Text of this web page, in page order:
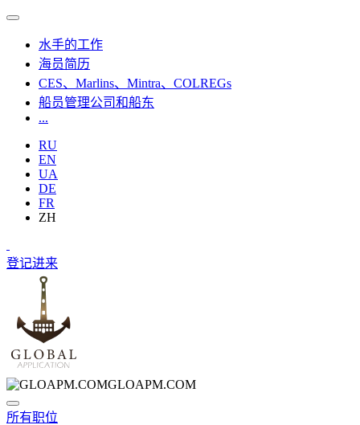
水手的工作
海员简历
CES、Marlins、Mintra、COLREGs
船员管理公司和船东
...
RU
EN
UA
DE
FR
ZH
登记进来
GLOAPM.COM
所有职位